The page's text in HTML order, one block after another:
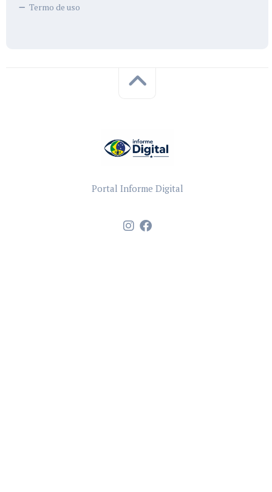
Termo de uso
Portal Informe Digital